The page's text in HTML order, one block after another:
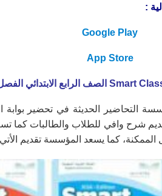
:
Google Play
App Store
شرح وافي للطلاب والطالبات كما
الممكنة، كما يسعد المؤسسة تقديم